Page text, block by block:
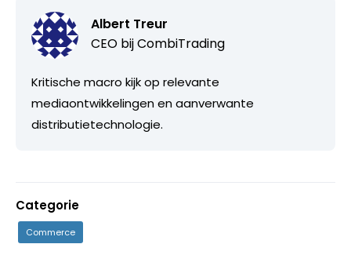
Albert Treur
CEO bijCombiTrading
Kritische macro kijk op relevante
mediaontwikkelingen en aanverwante
distributietechnologie.
Categorie
Commerce